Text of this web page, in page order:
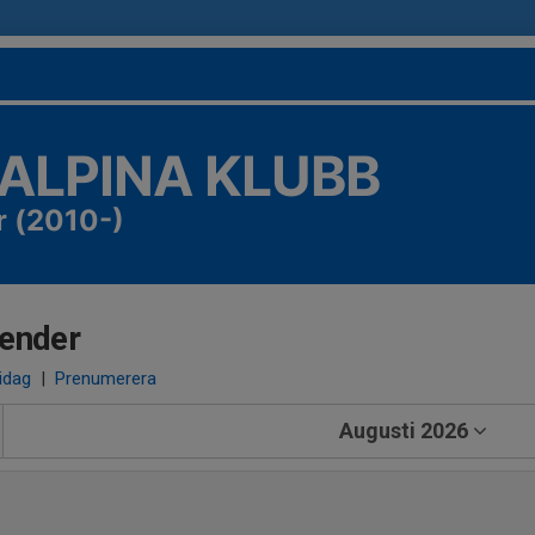
KLUBB
(2010-)
| Prenumerera
Augusti 2026